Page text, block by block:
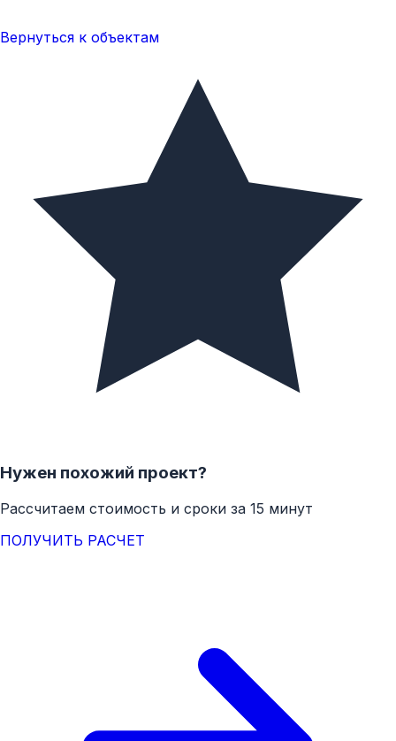
Вернуться к объектам
Нужен похожий проект?
Рассчитаем стоимость и сроки за 15 минут
ПОЛУЧИТЬ РАСЧЕТ